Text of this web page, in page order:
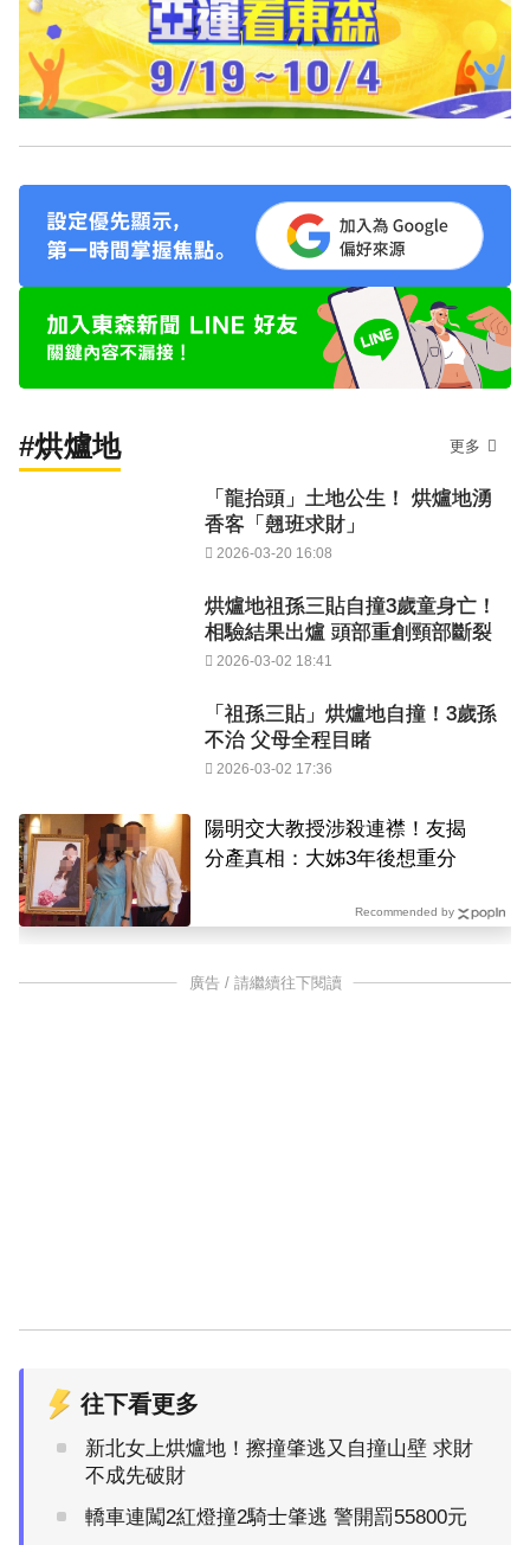
#烘爐地 更多
「龍抬頭」土地公生！ 烘爐地湧
香客「翹班求財」
2026-03-20 16:08
烘爐地祖孫三貼自撞3歲童身亡！
相驗結果出爐 頭部重創頸部斷裂
2026-03-02 18:41
「祖孫三貼」烘爐地自撞！3歲孫
不治 父母全程目睹
2026-03-02 17:36
陽明交大教授涉殺連襟！友揭
分產真相：大姊3年後想重分
Recommended by
廣告 / 請繼續往下閱讀
往下看更多
新北女上烘爐地！擦撞肇逃又自撞山壁 求財
不成先破財
轎車連闖2紅燈撞2騎士肇逃 警開罰55800元